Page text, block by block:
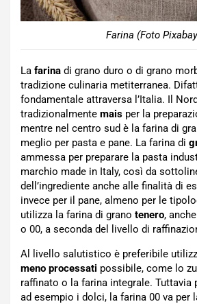
Farina (Foto
La farina di grano duro o di grano
tradizione culinaria metiterranea.
fondamentale attraversa l’Italia. Il
tradizionalmente mais per la
mentre nel centro sud è la farina di
meglio per pasta e pane. La farina di
ammessa per preparare la pasta
marchio made in Italy, così da
dell’ingrediente anche alle finalità di
invece per il pane, almeno per le
utilizza la farina di grano tenero,
o 00, a seconda del livello di
Al livello salutistico è preferibile
meno processati possibile, come lo
raffinato o la farina integrale. Tuttavia
ad esempio i dolci, la farina 00 va per